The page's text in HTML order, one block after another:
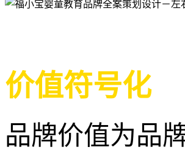
价值符号化
品牌价值为品